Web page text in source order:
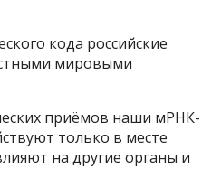
кода российские
мировыми
приёмов наши мРНК-
только в месте
на другие органы и